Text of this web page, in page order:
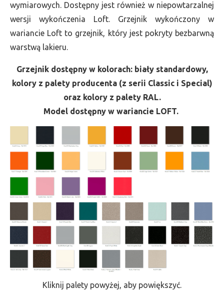
wymiarowych. Dostępny jest również w niepowtarzalnej
wersji wykończenia Loft. Grzejnik wykończony w
wariancie Loft to grzejnik, który jest pokryty bezbarwną
warstwą lakieru.
Grzejnik dostępny w kolorach: biały standardowy,
kolory z palety producenta (z serii Classic i Special)
oraz kolory z palety RAL.
Model dostępny w wariancie LOFT.
Kliknij palety powyżej, aby powiększyć.